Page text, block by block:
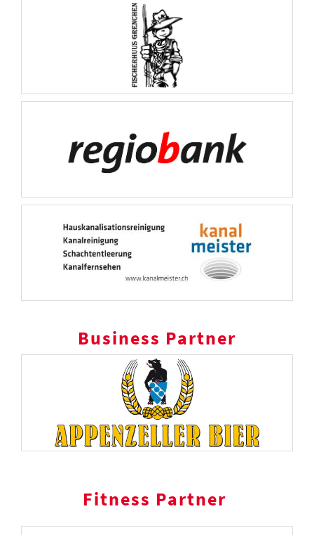
Business Partner
Fitness Partner